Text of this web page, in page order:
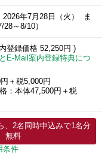
2026年7月28日
（火） ま
～8/10）
登録価格 52,250円 )
E-Mail案内登録特典につ
＋税5,000円
：本体47,500円＋税
、2名同時申込みで1名分
無料
条件